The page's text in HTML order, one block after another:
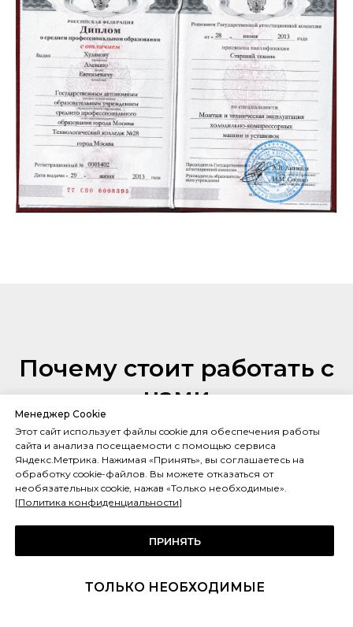
Почему стоит работать с
нами
Качественные комплектующие
Мы предлагаем клиентам продукцию высокого качества ведущих
нужных параметров, дадим исчерпывающую информацию по
эксплуатации оборудования.
На связи 24/7
Менеджер Cookie
Этот сайт использует файлы cookie для обеспечения работы
сайта и анализа посещаемости с помощью сервиса
Яндекс.Метрика. Нажимая «Принять», вы соглашаетесь на
обработку cookie-файлов. Вы можете отказаться от
необязательных cookie, нажав «Только необходимые».
[Политика конфиденциальности]
ПРИНЯТЬ
ТОЛЬКО НЕОБХОДИМЫЕ